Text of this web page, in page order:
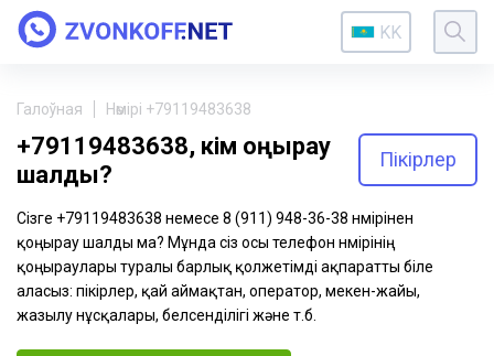
KK
Галоўная Нөмірі +79119483638
+79119483638, кім қоңырау
шалды?
Пікірлер
Сізге +79119483638 немесе 8 (911) 948-36-38 нөмірінен
қоңырау шалды ма? Мұнда сіз осы телефон нөмірінің
қоңыраулары туралы барлық қолжетімді ақпаратты біле
аласыз: пікірлер, қай аймақтан, оператор, мекен-жайы,
жазылу нұсқалары, белсенділігі және т.б.